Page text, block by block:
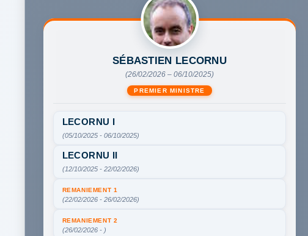
SÉBASTIEN LECORNU
(26/02/2026 – 06/10/2025)
PREMIER MINISTRE
LECORNU I
(05/10/2025 - 06/10/2025)
LECORNU II
(12/10/2025 - 22/02/2026)
REMANIEMENT 1
(22/02/2026 - 26/02/2026)
REMANIEMENT 2
(26/02/2026 - )